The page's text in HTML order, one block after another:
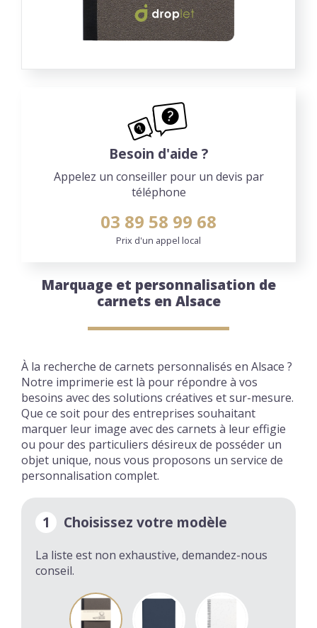
Besoin d'aide ?
Appelez un conseiller pour un devis par
téléphone
03 89 58 99 68
Prix d'un appel local
Marquage et personnalisation de
carnets en Alsace
À la recherche de carnets personnalisés en Alsace ?
Notre imprimerie est là pour répondre à vos
besoins avec des solutions créatives et sur-mesure.
Que ce soit pour des entreprises souhaitant
marquer leur image avec des carnets à leur effigie
ou pour des particuliers désireux de posséder un
objet unique, nous vous proposons un service de
personnalisation complet.
1 Choisissez votre modèle
La liste est non exhaustive, demandez-nous
conseil.